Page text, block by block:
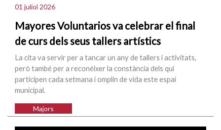
01 juliol 2026
Mayores Voluntarios va celebrar el final
de curs dels seus tallers artístics
La cita va servir per a tancar un any de tallers i activitats,
però també per a reconéixer la constància dels qui
participen cada setmana i omplin de vida este espai
municipal.
Majors